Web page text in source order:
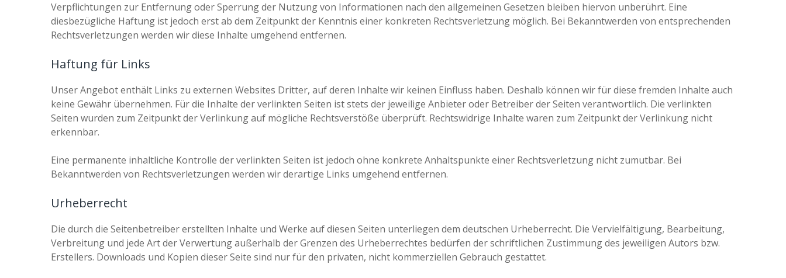
Verpflichtungen zur Entfernung oder Sperrung der Nutzung von Informationen nach den allgemeinen Gesetzen bleiben hiervon unberührt. Eine
diesbezügliche Haftung ist jedoch erst ab dem Zeitpunkt der Kenntnis einer konkreten Rechtsverletzung möglich. Bei Bekanntwerden von entsprechenden
Rechtsverletzungen werden wir diese Inhalte umgehend entfernen.
Haftung für Links
Unser Angebot enthält Links zu externen Websites Dritter, auf deren Inhalte wir keinen Einfluss haben. Deshalb können wir für diese fremden Inhalte auch
keine Gewähr übernehmen. Für die Inhalte der verlinkten Seiten ist stets der jeweilige Anbieter oder Betreiber der Seiten verantwortlich. Die verlinkten
Seiten wurden zum Zeitpunkt der Verlinkung auf mögliche Rechtsverstöße überprüft. Rechtswidrige Inhalte waren zum Zeitpunkt der Verlinkung nicht
erkennbar.
Eine permanente inhaltliche Kontrolle der verlinkten Seiten ist jedoch ohne konkrete Anhaltspunkte einer Rechtsverletzung nicht zumutbar. Bei
Bekanntwerden von Rechtsverletzungen werden wir derartige Links umgehend entfernen.
Urheberrecht
Die durch die Seitenbetreiber erstellten Inhalte und Werke auf diesen Seiten unterliegen dem deutschen Urheberrecht. Die Vervielfältigung, Bearbeitung,
Verbreitung und jede Art der Verwertung außerhalb der Grenzen des Urheberrechtes bedürfen der schriftlichen Zustimmung des jeweiligen Autors bzw.
Erstellers. Downloads und Kopien dieser Seite sind nur für den privaten, nicht kommerziellen Gebrauch gestattet.